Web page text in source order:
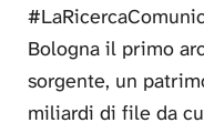
Bologna il primo
sorgente, un
miliardi di file da